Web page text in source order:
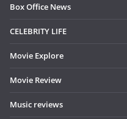
Box Office News
CELEBRITY LIFE
Movie Explore
Movie Review
Music reviews